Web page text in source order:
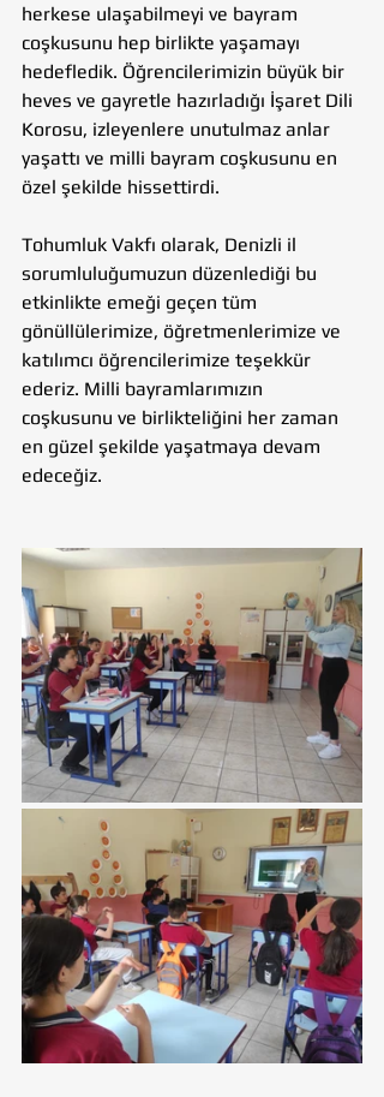
herkese ulaşabilmeyi ve bayram
coşkusunu hep birlikte yaşamayı
hedefledik. Öğrencilerimizin büyük bir
heves ve gayretle hazırladığı İşaret Dili
Korosu, izleyenlere unutulmaz anlar
yaşattı ve milli bayram coşkusunu en
özel şekilde hissettirdi.
Tohumluk Vakfı olarak, Denizli il
sorumluluğumuzun düzenlediği bu
etkinlikte emeği geçen tüm
gönüllülerimize, öğretmenlerimize ve
katılımcı öğrencilerimize teşekkür
ederiz. Milli bayramlarımızın
coşkusunu ve birlikteliğini her zaman
en güzel şekilde yaşatmaya devam
edeceğiz.